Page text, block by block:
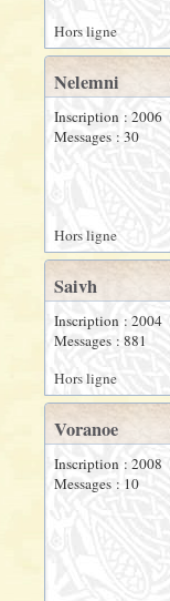
Hors ligne
Nelemni
Inscription : 2006
Messages : 30
Hors ligne
Saivh
Inscription : 2004
Messages : 881
Hors ligne
Voranoe
Inscription : 2008
Messages : 10